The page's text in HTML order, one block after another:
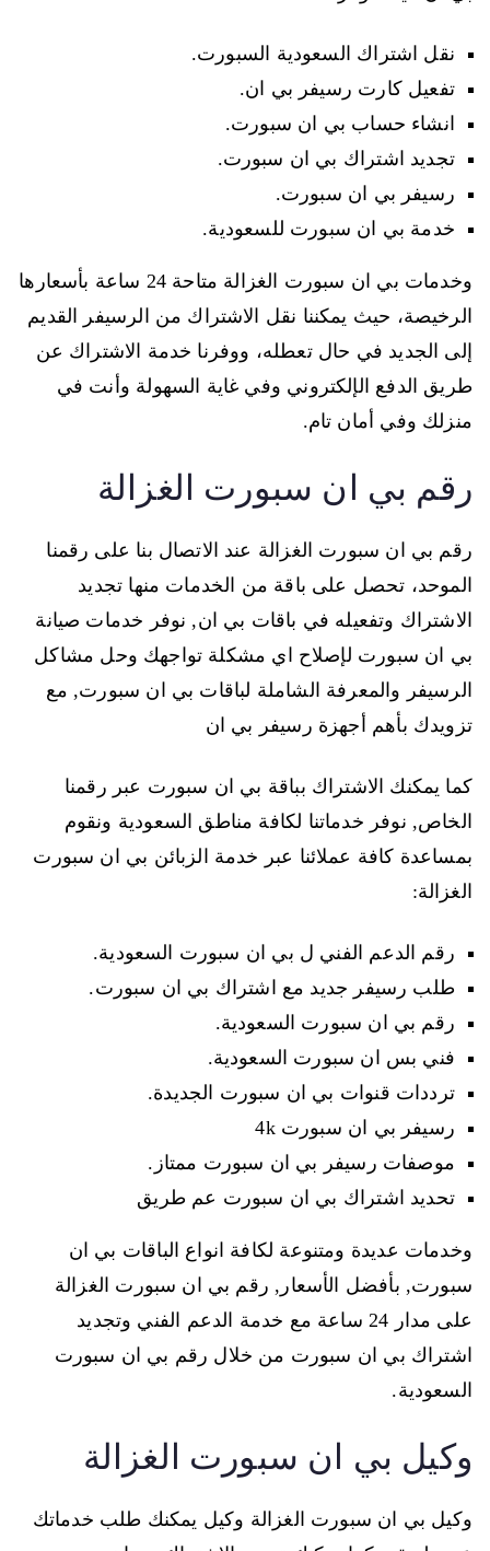
نقل اشتراك السعودية السبورت.
تفعيل كارت رسيفر بي ان.
انشاء حساب بي ان سبورت.
تجديد اشتراك بي ان سبورت.
رسيفر بي ان سبورت.
خدمة بي ان سبورت للسعودية.
وخدمات بي ان سبورت الغزالة متاحة 24 ساعة بأسعارها
الرخيصة، حيث يمكننا نقل الاشتراك من الرسيفر القديم
إلى الجديد في حال تعطله، ووفرنا خدمة الاشتراك عن
طريق الدفع الإلكتروني وفي غاية السهولة وأنت في
منزلك وفي أمان تام.
رقم بي ان سبورت الغزالة
رقم بي ان سبورت الغزالة عند الاتصال بنا على رقمنا
الموحد، تحصل على باقة من الخدمات منها تجديد
الاشتراك وتفعيله في باقات بي ان, نوفر خدمات صيانة
بي ان سبورت لإصلاح اي مشكلة تواجهك وحل مشاكل
الرسيفر والمعرفة الشاملة لباقات بي ان سبورت, مع
تزويدك بأهم أجهزة رسيفر بي ان
كما يمكنك الاشتراك بباقة بي ان سبورت عبر رقمنا
الخاص, نوفر خدماتنا لكافة مناطق السعودية ونقوم
بمساعدة كافة عملائنا عبر خدمة الزبائن بي ان سبورت
الغزالة:
رقم الدعم الفني ل بي ان سبورت السعودية.
طلب رسيفر جديد مع اشتراك بي ان سبورت.
رقم بي ان سبورت السعودية.
فني بس ان سبورت السعودية.
ترددات قنوات بي ان سبورت الجديدة.
رسيفر بي ان سبورت 4k
موصفات رسيفر بي ان سبورت ممتاز.
تحديد اشتراك بي ان سبورت عم طريق
وخدمات عديدة ومتنوعة لكافة انواع الباقات بي ان
سبورت, بأفضل الأسعار, رقم بي ان سبورت الغزالة
على مدار 24 ساعة مع خدمة الدعم الفني وتجديد
اشتراك بي ان سبورت من خلال رقم بي ان سبورت
السعودية.
وكيل بي ان سبورت الغزالة
وكيل بي ان سبورت الغزالة وكيل يمكنك طلب خدماتك